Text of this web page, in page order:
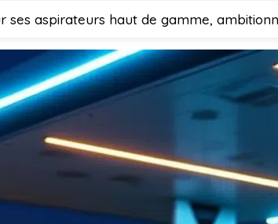
ses aspirateurs haut de gamme,